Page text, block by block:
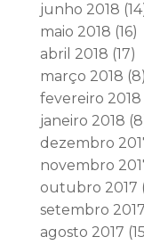
junho 2018
maio 2018 (16)
abril 2018 (17)
março 2018 (8)
fevereiro 2018
janeiro 2018
dezembro
novembro
outubro 2017
setembro 2017
agosto 2017